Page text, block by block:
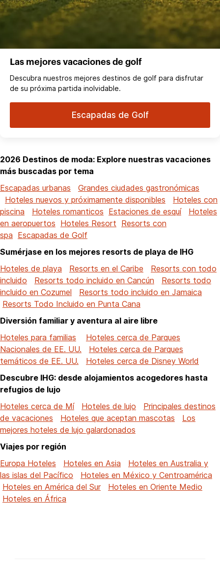
Las mejores vacaciones de golf
Descubra nuestros mejores destinos de golf para disfrutar
de su próxima partida inolvidable.
Escapadas de Golf
2026 Destinos de moda: Explore nuestras vacaciones
más buscadas por tema
Escapadas urbanas
Grandes ciudades gastronómicas
Hoteles nuevos y próximamente disponibles
Hoteles con
piscina
Hoteles romanticos Estaciones de esquí
Hoteles
en aeropuertos Hoteles Resort Resorts con
spa Escapadas de Golf
Sumérjase en los mejores resorts de playa de IHG
Hoteles de playa
Resorts en el Caribe
Resorts con todo
incluido
Resorts todo incluido en Cancún
Resorts todo
incluido en Cozumel
Resorts todo incluido en Jamaica
Resorts Todo Incluido en Punta Cana
Diversión familiar y aventura al aire libre
Hoteles para familias
Hoteles cerca de Parques
Nacionales de EE. UU.
Hoteles cerca de Parques
temáticos de EE. UU.
Hoteles cerca de Disney World
Descubre IHG: desde alojamientos acogedores hasta
refugios de lujo
Hoteles cerca de Mí
Hoteles de lujo
Principales destinos
de vacaciones
Hoteles que aceptan mascotas
Los
mejores hoteles de lujo galardonados
Viajes por región
Europa Hoteles
Hoteles en Asia
Hoteles en Australia y
las islas del Pacífico
Hoteles en México y Centroamérica
Hoteles en América del Sur
Hoteles en Oriente Medio
Hoteles en África